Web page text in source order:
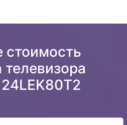
стоимость
телевизора